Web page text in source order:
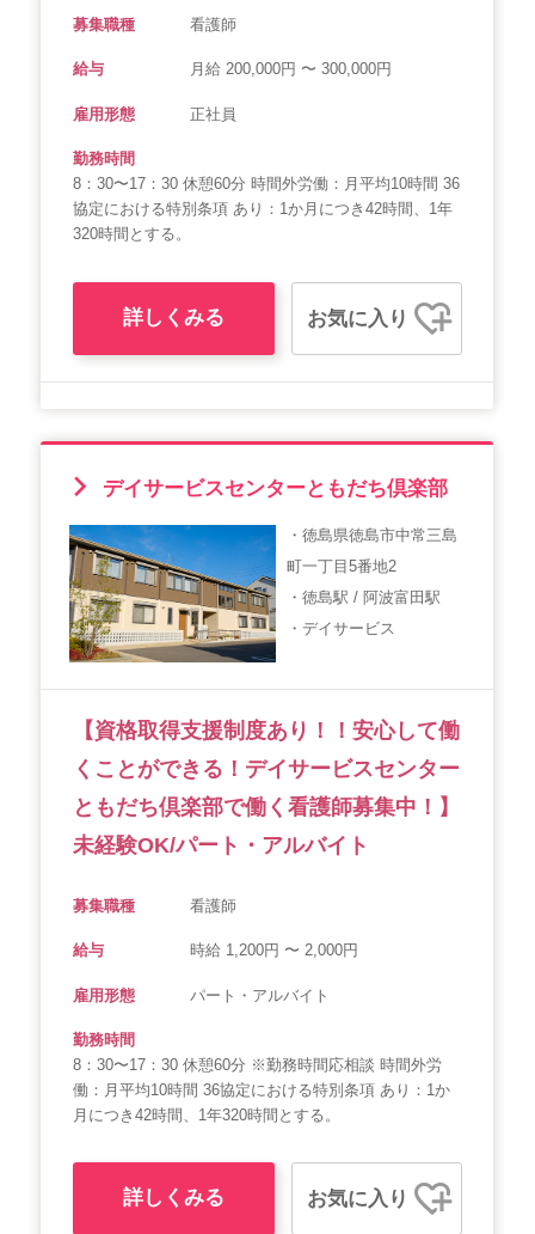
募集職種 看護師
給与 月給 200,000円 〜 300,000円
雇用形態 正社員
勤務時間
8：30〜17：30 休憩60分 時間外労働：月平均10時間 36
協定における特別条項 あり：1か月につき42時間、1年
320時間とする。
詳しくみる お気に入り
デイサービスセンターともだち倶楽部
・徳島県徳島市中常三島
町一丁目5番地2
・徳島駅 / 阿波富田駅
・デイサービス
【資格取得支援制度あり！！安心して働
くことができる！デイサービスセンター
ともだち倶楽部で働く看護師募集中！】
未経験OK/パート・アルバイト
募集職種 看護師
給与 時給 1,200円 〜 2,000円
雇用形態 パート・アルバイト
勤務時間
8：30〜17：30 休憩60分 ※勤務時間応相談 時間外労
働：月平均10時間 36協定における特別条項 あり：1か
月につき42時間、1年320時間とする。
詳しくみる お気に入り